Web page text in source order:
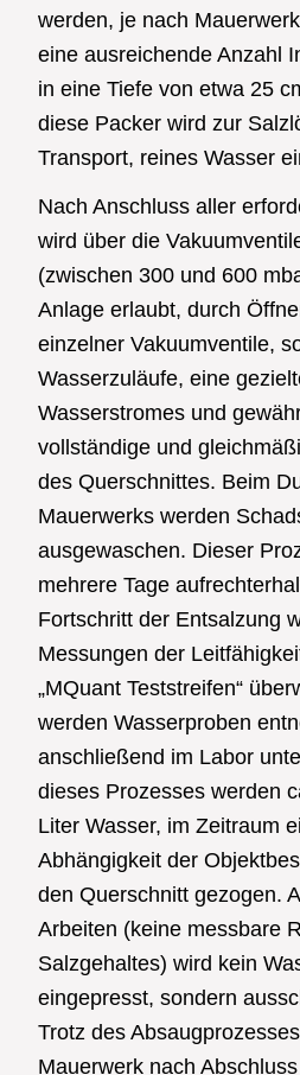
werden, je nach
eine ausreichende Anzahl
in eine Tiefe von etwa 25
diese Packer wird zur
Transport, reines Wasser
Nach Anschluss aller
wird über die
(zwischen 300 und 600
Anlage erlaubt, durch
einzelner Vakuumventile,
Wasserzuläufe, eine
Wasserstromes und
vollständige und
des Querschnittes. Beim
Mauerwerks werden
ausgewaschen. Dieser
mehrere Tage
Fortschritt der Entsalzung
Messungen der
„MQuant Teststreifen“
werden Wasserproben
anschließend im Labor
dieses Prozesses werden
Liter Wasser, im Zeitraum
Abhängigkeit der
den Querschnitt gezogen.
Arbeiten (keine messbare
Salzgehaltes) wird kein
eingepresst, sondern
Trotz des
Mauerwerk nach